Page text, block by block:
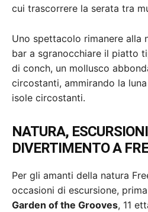
cui trascorrere la serata tra
Uno spettacolo rimanere alla
bar a sgranocchiare il piatto
di conch, un mollusco
circostanti, ammirando la
isole circostanti.
NATURA,
DIVERTIMENTO A
Per gli amanti della natura
occasioni di escursione,
Garden of the Grooves, 11